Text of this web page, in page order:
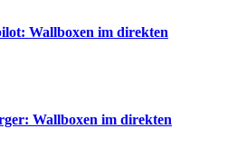
Wallboxen im direkten
Wallboxen im direkten